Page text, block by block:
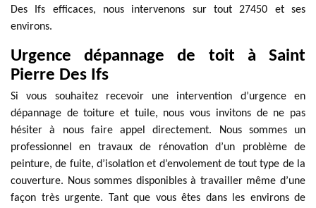
Des Ifs efficaces, nous intervenons sur tout 27450 et ses
environs.
Urgence dépannage de toit à Saint
Pierre Des Ifs
Si vous souhaitez recevoir une intervention d’urgence en
dépannage de toiture et tuile, nous vous invitons de ne pas
hésiter à nous faire appel directement. Nous sommes un
professionnel en travaux de rénovation d’un problème de
peinture, de fuite, d’isolation et d’envolement de tout type de la
couverture. Nous sommes disponibles à travailler même d’une
façon très urgente. Tant que vous êtes dans les environs de